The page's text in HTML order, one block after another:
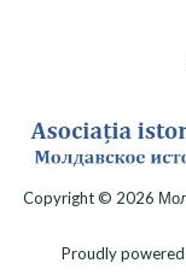
Copyright © 2026
Proudly